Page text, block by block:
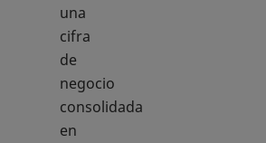
una
cifra
de
negocio
consolidada
en